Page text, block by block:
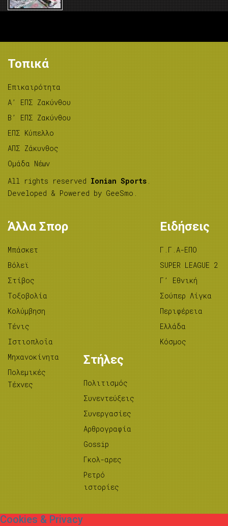
Τοπικά
Επικαιρότητα
A’ ΕΠΣ Ζακύνθου
B’ ΕΠΣ Ζακύνθου
ΕΠΣ Κύπελλο
ΑΠΣ Ζάκυνθος
Ομάδα Νέων
All rights reserved Ionian Sports .
Developed & Powered by GeeSmo .
Άλλα Σπορ
Μπάσκετ
Βόλεϊ
Στίβος
Tοξοβολία
Κολύμβηση
Τένις
Ιστιοπλοΐα
Μηχανοκίνητα
Πολεμικές
Τέχνες
Ειδήσεις
Γ.Γ.Α-ΕΠΟ
SUPER LEAGUE 2
Γ’ Εθνική
Σούπερ Λίγκα
Περιφέρεια
Ελλάδα
Κόσμος
Στήλες
Πολιτισμός
Συνεντεύξεις
Συνεργασίες
Αρθρογραφία
Gossip
Γκολ-αρες
Ρετρό
ιστορίες
Cookies & Privacy